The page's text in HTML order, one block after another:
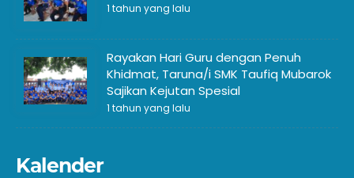
1 tahun yang lalu
Rayakan Hari Guru dengan Penuh
Khidmat, Taruna/i SMK Taufiq Mubarok
Sajikan Kejutan Spesial
1 tahun yang lalu
Kalender